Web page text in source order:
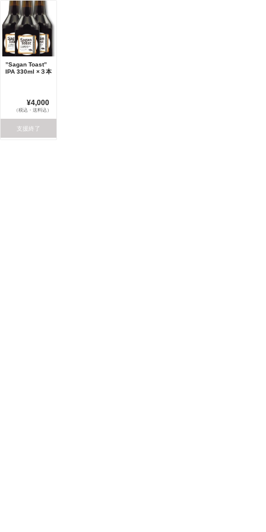
”Sagan Toast”
IPA 330ml ×３本
¥4,000
（税込・送料込）
支援終了